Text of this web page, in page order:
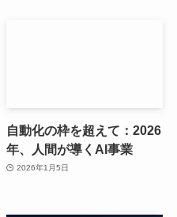
自動化の枠を超えて：2026
年、人間が導くAI事業
2026年1月5日